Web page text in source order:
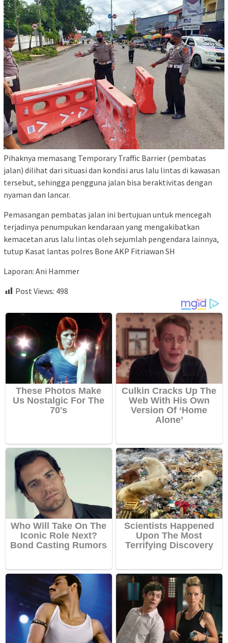
Pihaknya memasang Temporary Traffic Barrier (pembatas
jalan) dilihat dari situasi dan kondisi arus lalu lintas di kawasan
tersebut, sehingga pengguna jalan bisa beraktivitas dengan
nyaman dan lancar.
Pemasangan pembatas jalan ini bertujuan untuk mencegah
terjadinya penumpukan kendaraan yang mengakibatkan
kemacetan arus lalu lintas oleh sejumlah pengendara lainnya,
tutup Kasat lantas polres Bone AKP Fitriawan SH
Laporan: Ani Hammer
Post Views: 498